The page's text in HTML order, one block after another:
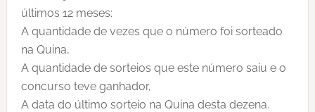
últimos 12 meses:
A quantidade de vezes que o número foi sorteado
na Quina,
A quantidade de sorteios que este número saiu e o
concurso teve ganhador,
A data do último sorteio na Quina desta dezena.